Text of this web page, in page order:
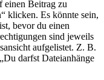
einen Beitrag zu
klicken. Es könnte sein,
bevor du einen
sind jeweils
aufgelistet. Z. B.
darfst Dateianhänge